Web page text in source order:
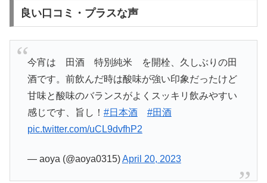
良い口コミ・プラスな声
今宵は 田酒 特別純米 を開栓、久しぶりの田
酒です。前飲んだ時は酸味が強い印象だったけど
甘味と酸味のバランスがよくスッキリ飲みやすい
感じです、旨し！ #日本酒
#田酒
pic.twitter.com/uCL9dvfhP2
— aoya (@aoya0315)April 20, 2023